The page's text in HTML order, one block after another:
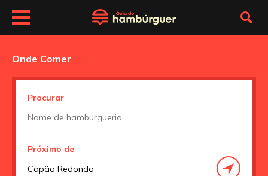
Onde Comer
Procurar
Próximo de